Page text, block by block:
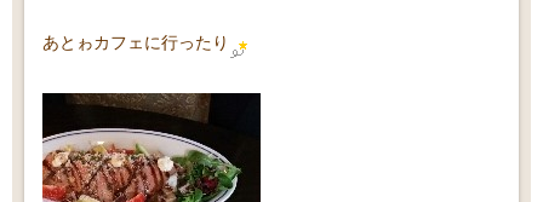
あとゎカフェに行ったり